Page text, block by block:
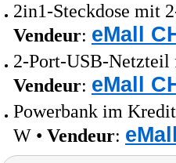
2in1-Steckdose mit
Vendeur: eMall
2-Port-USB-Netzteil
Vendeur: eMall
Powerbank im
W • Vendeur: